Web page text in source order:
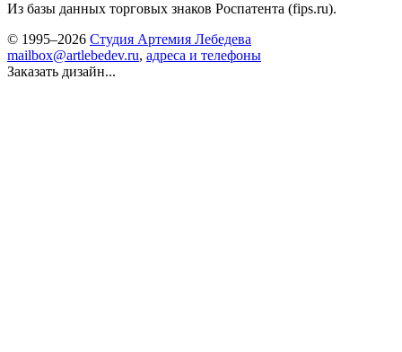
Из базы данных торговых знаков Роспатента (fips.ru).
© 1995–2026 Студия Артемия Лебедева
mailbox@artlebedev.ru, адреса и телефоны
Заказать дизайн...